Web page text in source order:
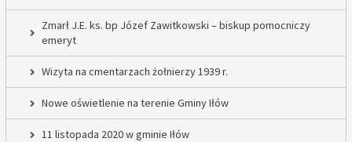
Zmarł J.E. ks. bp Józef Zawitkowski – biskup pomocniczy
emeryt
Wizyta na cmentarzach żołnierzy 1939 r.
Nowe oświetlenie na terenie Gminy Iłów
11 listopada 2020 w gminie Iłów